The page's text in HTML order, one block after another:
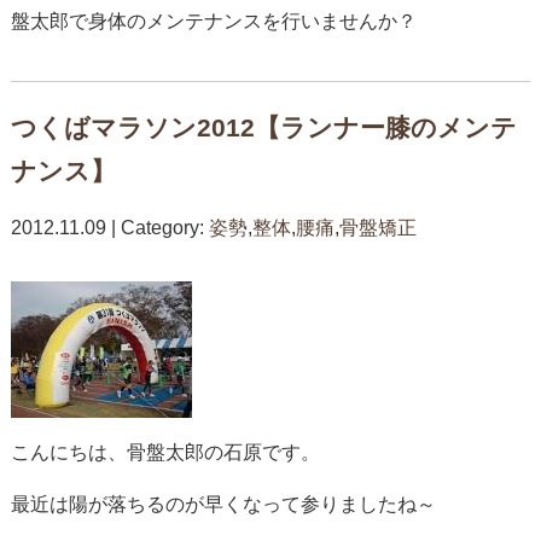
盤太郎で身体のメンテナンスを行いませんか？
つくばマラソン2012【ランナー膝のメンテ
ナンス】
2012.11.09 | Category: 姿勢,整体,腰痛,骨盤矯正
こんにちは、骨盤太郎の石原です。
最近は陽が落ちるのが早くなって参りましたね～